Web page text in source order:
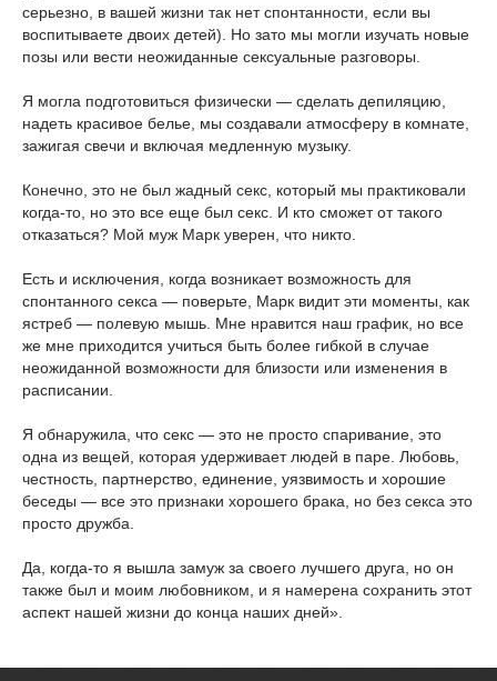
серьезно, в вашей жизни так нет спонтанности, если вы
воспитываете двоих детей). Но зато мы могли изучать новые
позы или вести неожиданные сексуальные разговоры.
Я могла подготовиться физически — сделать депиляцию,
надеть красивое белье, мы создавали атмосферу в комнате,
зажигая свечи и включая медленную музыку.
Конечно, это не был жадный секс, который мы практиковали
когда-то, но это все еще был секс. И кто сможет от такого
отказаться? Мой муж Марк уверен, что никто.
Есть и исключения, когда возникает возможность для
спонтанного секса — поверьте, Марк видит эти моменты, как
ястреб — полевую мышь. Мне нравится наш график, но все
же мне приходится учиться быть более гибкой в случае
неожиданной возможности для близости или изменения в
расписании.
Я обнаружила, что секс — это не просто спаривание, это
одна из вещей, которая удерживает людей в паре. Любовь,
честность, партнерство, единение, уязвимость и хорошие
беседы — все это признаки хорошего брака, но без секса это
просто дружба.
Да, когда-то я вышла замуж за своего лучшего друга, но он
также был и моим любовником, и я намерена сохранить этот
аспект нашей жизни до конца наших дней».